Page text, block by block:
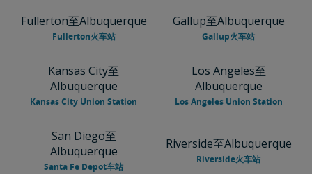
Fullerton至Albuquerque
Fullerton火车站
Gallup至Albuquerque
Gallup火车站
Kansas City至
Albuquerque
Kansas City Union Station
Los Angeles至
Albuquerque
Los Angeles Union Station
San Diego至
Albuquerque
Santa Fe Depot车站
Riverside至Albuquerque
Riverside火车站